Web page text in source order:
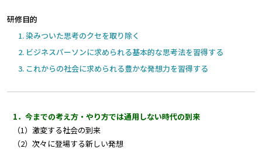
研修目的
染みついた思考のクセを取り除く
ビジネスパーソンに求められる基本的な思考法を習得する
これからの社会に求められる豊かな発想力を習得する
1．今までの考え方・やり方では通用しない時代の到来
（1）激変する社会の到来
（2）次々に登場する新しい発想